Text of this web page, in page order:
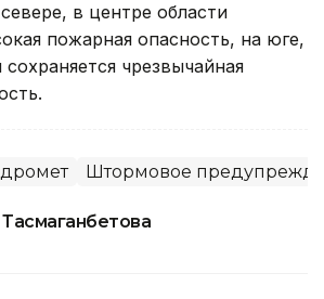
в центре области
пожарная опасность, на юге,
чрезвычайная
Штормовое
Тасмаганбетова